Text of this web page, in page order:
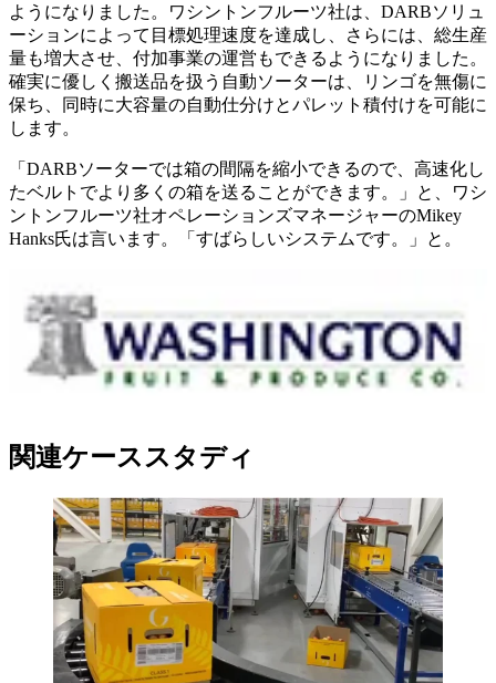
ようになりました。ワシントンフルーツ社は、DARBソリュ
ーションによって目標処理速度を達成し、さらには、総生産
量も増大させ、付加事業の運営もできるようになりました。
確実に優しく搬送品を扱う自動ソーターは、リンゴを無傷に
保ち、同時に大容量の自動仕分けとパレット積付けを可能に
します。
「DARBソーターでは箱の間隔を縮小できるので、高速化し
たベルトでより多くの箱を送ることができます。」と、ワシ
ントンフルーツ社オペレーションズマネージャーのMikey
Hanks氏は言います。「すばらしいシステムです。」と。
関連ケーススタディ